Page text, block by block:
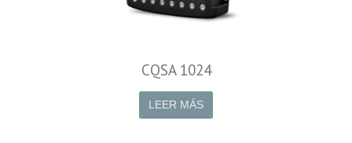
CQSA 1024
LEER MÁS